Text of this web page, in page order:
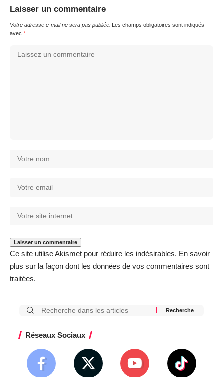
Laisser un commentaire
Votre adresse e-mail ne sera pas publiée. Les champs obligatoires sont indiqués
avec *
Ce site utilise Akismet pour réduire les indésirables. En savoir
plus sur la façon dont les données de vos commentaires sont
traitées.
Réseaux Sociaux